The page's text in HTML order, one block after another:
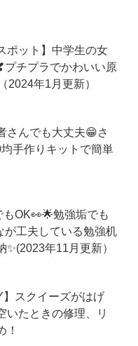
ポット】中学生の女
チプラでかわいい原
2024年1月更新）
さんでも大丈夫😁さ
手作りキットで簡単
OK👀🌟勉強垢でも
が工夫している勉強机
年11月更新）
】スクイーズがはげ
いたときの修理、リ
！